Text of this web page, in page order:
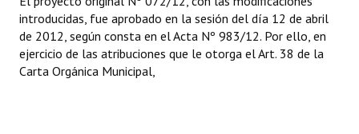
introducidas, fue aprobado en la sesión del día 12 de abril
de 2012, según consta en el Acta Nº 983/12. Por ello, en
ejercicio de las atribuciones que le otorga el Art. 38 de la
Carta Orgánica Municipal,